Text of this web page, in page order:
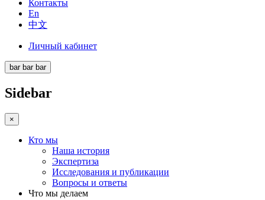
Контакты
En
中文
Личный кабинет
bar bar bar
Sidebar
×
Кто мы
Наша история
Экспертиза
Исследования и публикации
Вопросы и ответы
Что мы делаем